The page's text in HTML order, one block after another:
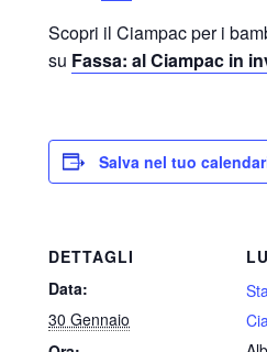
Scopri il Ciampac per i
su Fassa: al Ciampac in
Salva nel tuo
DETTAGLI
Data:
30 Gennaio